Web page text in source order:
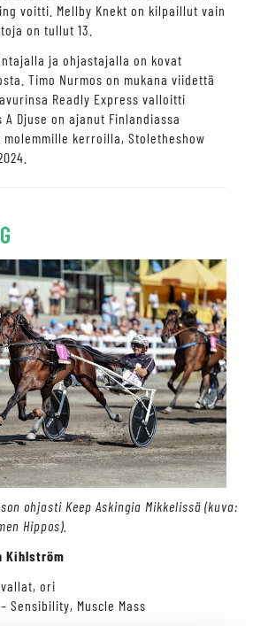
voitti. Mellby Knekt on kilpaillut vain
on tullut 13.
ja ohjastajalla on kovat
Timo Nurmos on mukana viidettä
Readly Express valloitti
A Djuse on ajanut Finlandiassa
kerroilla, Stoletheshow
ohjasti Keep Askingia Mikkelissä (kuva:
Hippos).
Kihlström
ori
Sensibility, Muscle Mass